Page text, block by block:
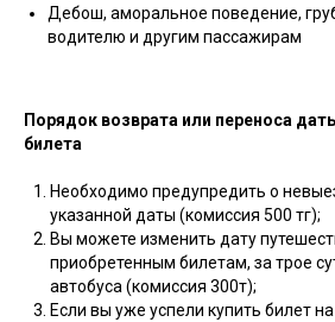
Дебош, аморальное поведение,
водителю и другим пассажирам
Порядок возврата или переноса
билета
Необходимо предупредить о
указанной даты (комиссия 500 тг);
Вы можете изменить дату
приобретенным билетам, за трое
автобуса (комиссия 300т);
Если вы уже успели купить билет